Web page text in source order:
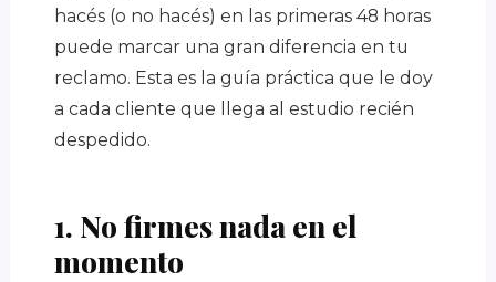
hacés (o no hacés) en las primeras 48 horas
puede marcar una gran diferencia en tu
reclamo. Esta es la guía práctica que le doy
a cada cliente que llega al estudio recién
despedido.
1. No firmes nada en el
momento